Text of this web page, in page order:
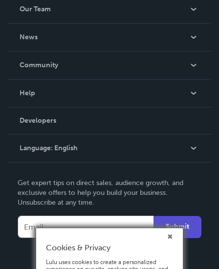
Our Team
News
In The News
Community
Podcast
Help
Order Lookup
Knowledge Base
Contact Support
Developers
Language: English
Deutsch
Français
Español
Get expert tips on direct sales, audience growth, and
exclusive offers to help you build your business.
Unsubscribe at any time.
Submit
Cookies & Privacy
Lulu uses cookies to create a personalized